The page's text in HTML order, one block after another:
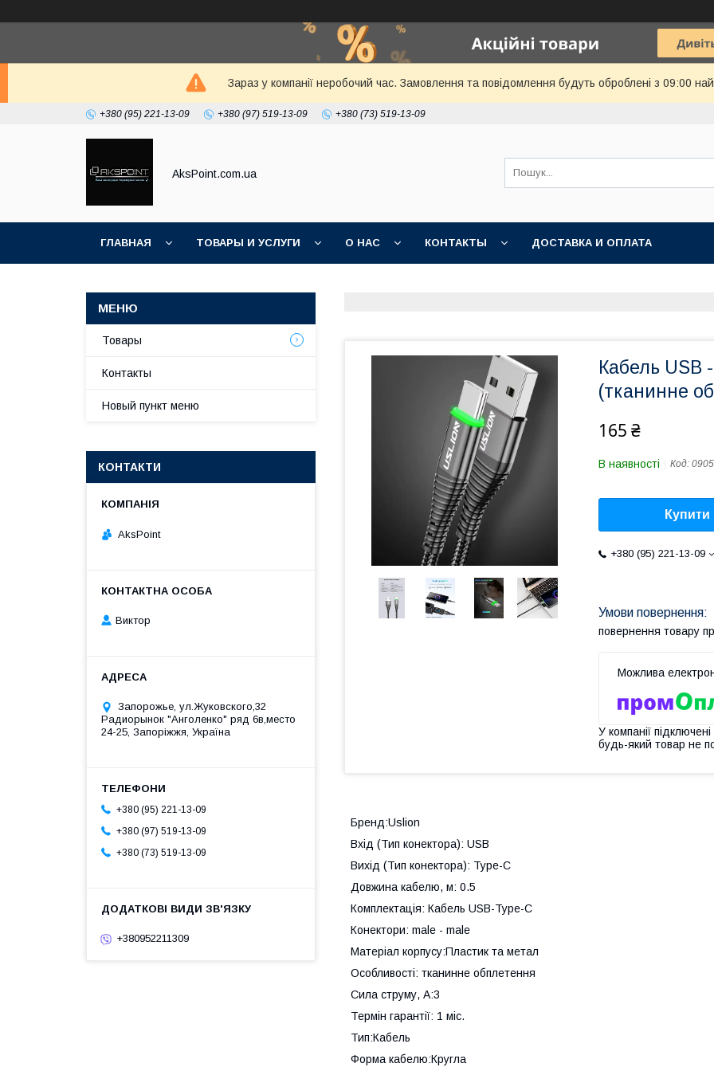
Зараз у компанії неробочий час. Замовлення та повідомлення будуть оброблені з 09:00
+380 (95) 221-13-09 +380 (97) 519-13-09 +380 (73) 519-13-09
AksPoint.com.ua
ГЛАВНАЯ ТОВАРЫ И УСЛУГИ О НАС КОНТАКТЫ ДОСТАВКА И ОПЛАТА
Кабель USB
(тканинне
165 ₴
В наявності Код:
Купити
+380 (95) 221-13-09
повернення товару
У компанії
будь-який товар не
Бренд:Uslion
Вхід (Тип конектора): USB
Вихід (Тип конектора): Type-C
Довжина кабелю, м: 0.5
Комплектація: Кабель USB-Type-C
Конектори: male - male
Матеріал корпусу:Пластик та метал
Особливості: тканинне обплетення
Сила струму, А:3
Термін гарантії: 1 міс.
Тип:Кабель
Форма кабелю:Кругла
Товары
Контакты
Новый пункт меню
КОНТАКТИ
AksPoint
Виктор
Запорожье, ул.Жуковского,32
Радиорынок "Анголенко" ряд 6в,место
24-25, Запоріжжя, Україна
+380 (95) 221-13-09
+380 (97) 519-13-09
+380 (73) 519-13-09
+380952211309